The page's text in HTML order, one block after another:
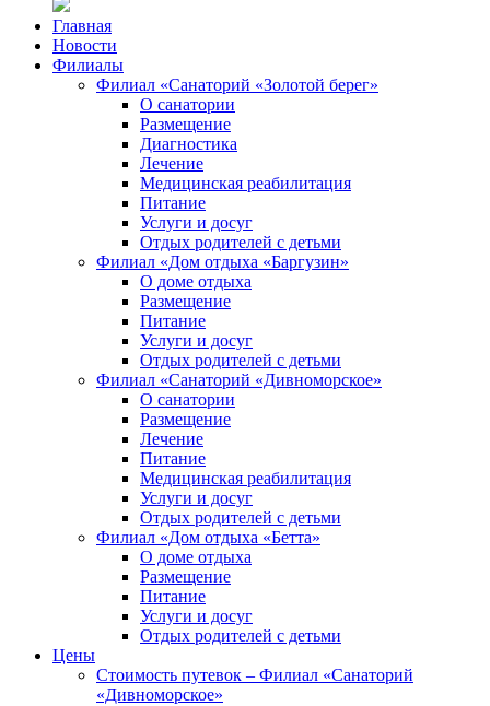
Главная
Новости
Филиалы
Филиал «Санаторий «Золотой берег»
О санатории
Размещение
Диагностика
Лечение
Медицинская реабилитация
Питание
Услуги и досуг
Отдых родителей с детьми
Филиал «Дом отдыха «Баргузин»
О доме отдыха
Размещение
Питание
Услуги и досуг
Отдых родителей с детьми
Филиал «Санаторий «Дивноморское»
О санатории
Размещение
Лечение
Питание
Медицинская реабилитация
Услуги и досуг
Отдых родителей с детьми
Филиал «Дом отдыха «Бетта»
О доме отдыха
Размещение
Питание
Услуги и досуг
Отдых родителей с детьми
Цены
Стоимость путевок – Филиал «Санаторий
«Дивноморское»